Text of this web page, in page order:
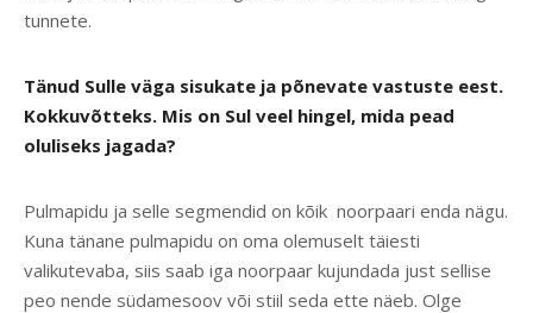
tunnete.
Tänud Sulle väga sisukate ja põnevate vastuste eest.
Kokkuvõtteks. Mis on Sul veel hingel, mida pead
oluliseks jagada?
Pulmapidu ja selle segmendid on kõik noorpaari enda nägu.
Kuna tänane pulmapidu on oma olemuselt täiesti
valikutevaba, siis saab iga noorpaar kujundada just sellise
peo nende südamesoov või stiil seda ette näeb. Olge